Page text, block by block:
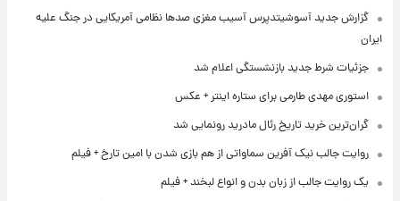
گزارش جدید آسوشیتدپرس آسیب مغزی صدها نظامی آمریکایی در جنگ علیه
ایران
جزئیات شرط جدید بازنشستگی اعلام شد
استوری مهدی طارمی برای ستاره اینتر + عکس
گران‌ترین خرید تاریخ رئال مادرید رونمایی شد
روایت جالب نیک آفرین سماواتی از هم بازی شدن با امین تارخ + فیلم
یک روایت جالب از زبان بدن و انواع لبخند + فیلم